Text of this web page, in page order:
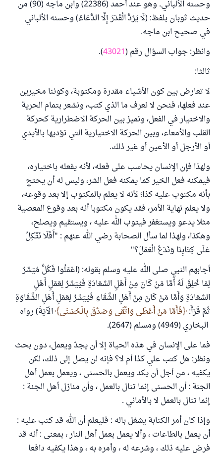
وحسنه الألباني. وهو عند أحمد (22386) وابن ماجه (90) من
حديث ثوبان بلفظ: (لَا يَرُدُّ الْقَدَرَ إِلَّا الدُّعَاءُ) وحسنه الألباني
في صحيح ابن ماجه.
وانظر: جواب السؤال رقم (43021
).
ثالثا:
لا تعارض بين كون الأشياء مقدرة ومكتوبة، وكوننا مخيرين
عند فعلها، فنحن لا نعرف ما الذي كتب، ونشعر بتمام الحرية
والاختيار في الفعل، ونميز بين الحركة الاضطرارية كحركة
القلب والأمعاء، وبين الحركة الاختيارية التي نؤديها بالأيدي
أو الأرجل أو الأعين أو غير ذلك.
ولهذا فإن الإنسان يحاسب على فعله، لأنه يفعله باختياره،
فيمكنه فعل الخير كما يمكنه فعل الشر، وليس له أن يحتج
بأنه مكتوب عليه كذا؛ لأنه لا يعلم بالمكتوب إلا بعد وقوعه،
ولا يعلم نهاية الأمر، فقد يكون مكتوبا أنه بعد وقوع المعصية
مثلا يدعو ويستغفر فيتوب الله عليه ، ويستقيم ويصلح،
وهكذا، ولهذا لما سأل الصحابة رضي الله عنهم : "أَفَلَا نَتَّكِلُ
عَلَى كِتَابِنَا وَنَدَعُ الْعَمَلَ؟"
أجابهم النبي صلى الله عليه وسلم بقوله: (اعْمَلُوا فَكُلٌّ مُيَسَّرٌ
لِمَا خُلِقَ لَهُ أَمَّا مَنْ كَانَ مِنْ أَهْلِ السَّعَادَةِ فَيُيَسَّرُ لِعَمَلِ أَهْلِ
السَّعَادَةِ وَأَمَّا مَنْ كَانَ مِنْ أَهْلِ الشَّقَاءِ فَيُيَسَّرُ لِعَمَلِ أَهْلِ الشَّقَاوَةِ
ثُمَّ قَرَأَ: فَأَمَّا مَنْ أَعْطَى وَاتَّقَى وَصَدَّقَ بِالْحُسْنَى الْآيَةَ) رواه
البخاري (4949) ومسلم (2647).
فما على الإنسان في هذه الحياة إلا أن يجدّ ويعمل، دون بحث
ونظر: هل كتب علي كذا أم لا؟ فإنه لن يصل إلى ذلك، لكن
يكفيه ، من أجل أن يكد ويعمل بالحسنى ، ويعمل بعمل أهل
الجنة : أن الحسنى إنما تنال بالعمل ، وأن منازل أهل الجنة :
إنما تنال بالعمل لا بالأماني .
وإذا كان أمر الكتابة يشغل باله : فليعلم أن الله قد كتب عليه :
أن يعمل بالطاعات ، وألا يعمل بعمل أهل النار ، بمعنى : أنه قد
فرض عليه ذلك ، وشرعه له ، وأمره به ، وهذا يكفيه دافعا